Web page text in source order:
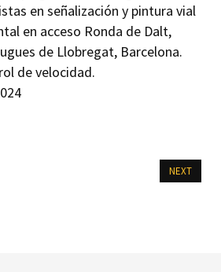
en señalización y pintura vial
en acceso Ronda de Dalt,
de Llobregat, Barcelona.
de velocidad.
NEXT